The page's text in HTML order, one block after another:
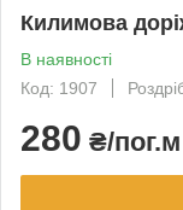
Килимова
В наявності
Код: 1907
280 ₴/пог.м